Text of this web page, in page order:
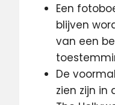
Een
blijven
van een
De
zien zijn in